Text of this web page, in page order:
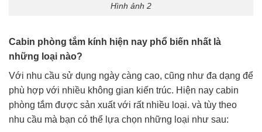
Hình ảnh 2
Cabin phòng tắm kính hiện nay phổ biến nhất là
những loại nào?
Với nhu cầu sử dụng ngày càng cao, cũng như đa dạng để
phù hợp với nhiều không gian kiến trúc. Hiện nay cabin
phòng tắm được sản xuất với rất nhiều loại. và tùy theo
nhu cầu mà bạn có thể lựa chọn những loại như sau: